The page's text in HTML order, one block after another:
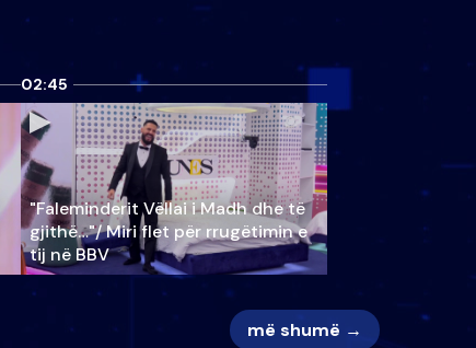
02:45
"Faleminderit Vëllai i Madh dhe të
gjithë…"/ Miri flet për rrugëtimin e
tij në BBV
më shumë →